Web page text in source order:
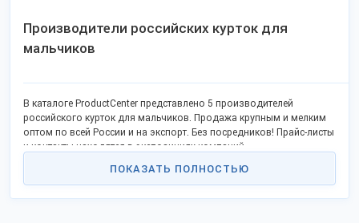
Производители российских курток для
мальчиков
В каталоге ProductCenter представлено 5 производителей
российского курток для мальчиков. Продажа крупным и мелким
оптом по всей России и на экспорт. Без посредников! Прайс-листы
и контакты находятся в экспозициях компаний.
ПОКАЗАТЬ ПОЛНОСТЬЮ